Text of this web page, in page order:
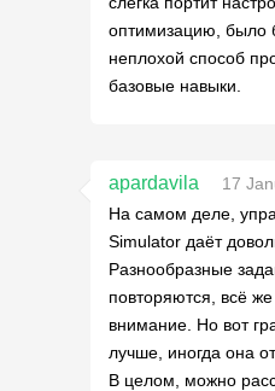
оптимизацию, было
неплохой способ
базовые навыки.
apardavila
17
На самом деле,
Simulator даёт
Разнообразные
повторяются, всё
внимание. Но вот
лучше, иногда она
В целом, можно